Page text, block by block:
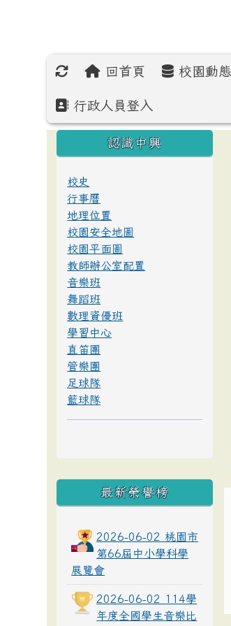
回首頁 校園動態
行政人員登入
:::
認識中興
校史
行事曆
地理位置
校園安全地圖
校園平面圖
教師辦公室配置
音樂班
舞蹈班
數理資優班
學習中心
直笛團
管樂團
足球隊
籃球隊
最新榮譽榜
2026-06-02 桃園市
第66屆中小學科學
展覽會
2026-06-02 114學
年度全國學生音樂比